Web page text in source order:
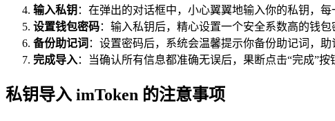
输入私钥 ：在弹出的对话框中，小心翼翼地输入你的私钥，
设置钱包密码：输入私钥后，精心设置一个安全系数高的钱
备份助记词 ：设置密码后，系统会温馨提示你备份助记词，
完成导入：当确认所有信息都准确无误后，果断点击“完成”
私钥导入 imToken 的注意事项